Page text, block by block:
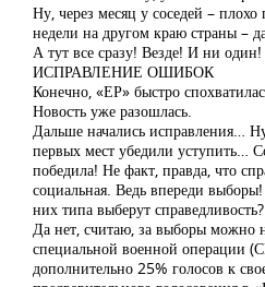
Ну, через месяц у соседей –
недели на другом краю страны –
А тут все сразу! Везде! И ни
ИСПРАВЛЕНИЕ ОШИБОК
Конечно, «ЕР» быстро
Новость уже разошлась.
Дальше начались исправления…
первых мест убедили уступить…
победила! Не факт, правда, что
социальная. Ведь впереди
них типа выберут справедливость?
Да нет, считаю, за выборы можно
специальной военной операции
дополнительно 25% голосов к